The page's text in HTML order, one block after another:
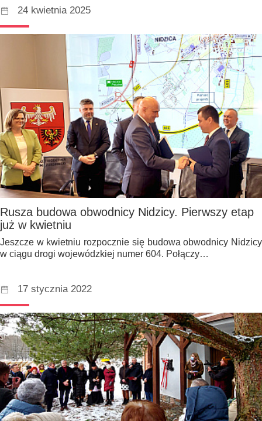
24 kwietnia 2025
Rusza budowa obwodnicy Nidzicy. Pierwszy etap
już w kwietniu
Jeszcze w kwietniu rozpocznie się budowa obwodnicy Nidzicy
w ciągu drogi wojewódzkiej numer 604. Połączy…
17 stycznia 2022